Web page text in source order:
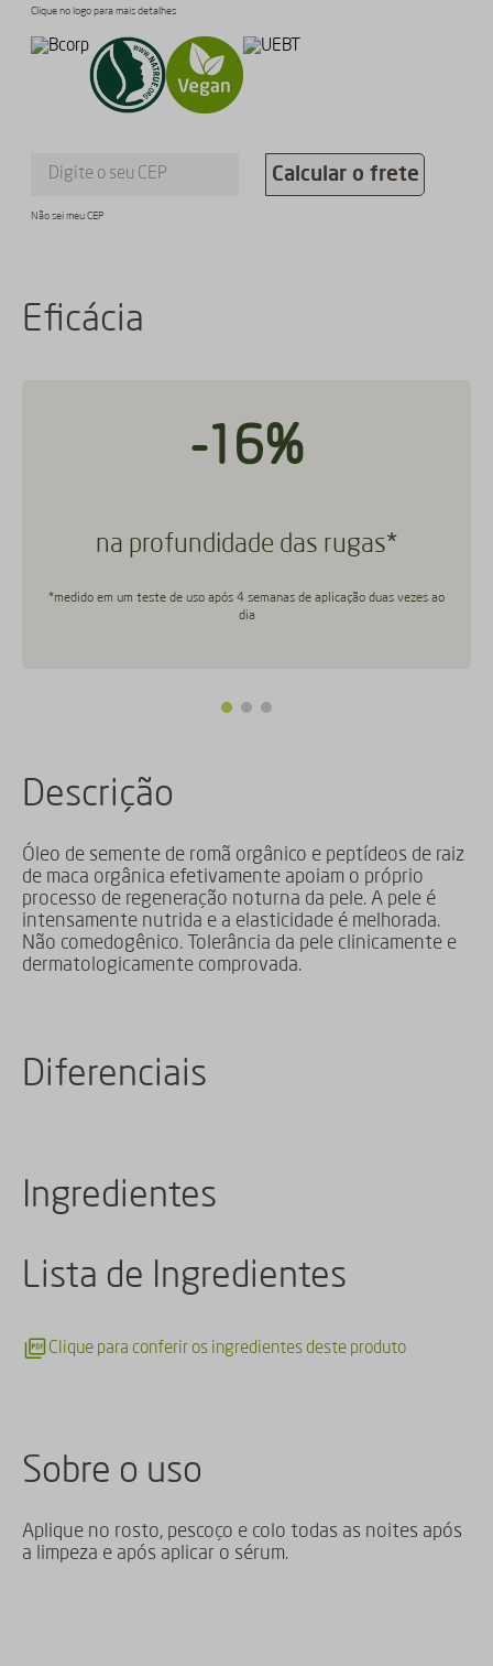
Clique no logo para mais detalhes
Não sei meu CEP
Calcular o frete
Eficácia
-16%
na profundidade das rugas*
*medido em um teste de uso após 4 semanas de aplicação duas vezes ao
dia
Descrição
Óleo de semente de romã orgânico e peptídeos de raiz
de maca orgânica efetivamente apoiam o próprio
processo de regeneração noturna da pele. A pele é
intensamente nutrida e a elasticidade é melhorada.
Não comedogênico. Tolerância da pele clinicamente e
dermatologicamente comprovada.
Diferenciais
Ingredientes
Lista de Ingredientes
Clique para conferir os ingredientes deste produto
Sobre o uso
Aplique no rosto, pescoço e colo todas as noites após
a limpeza e após aplicar o sérum.